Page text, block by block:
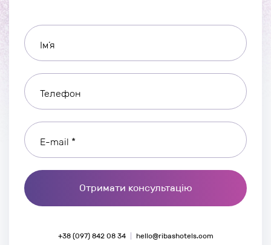
Ім’я
Телефон
E-mail *
Отримати консультацію
+38 (097) 842 08 34 hello@ribashotels.com